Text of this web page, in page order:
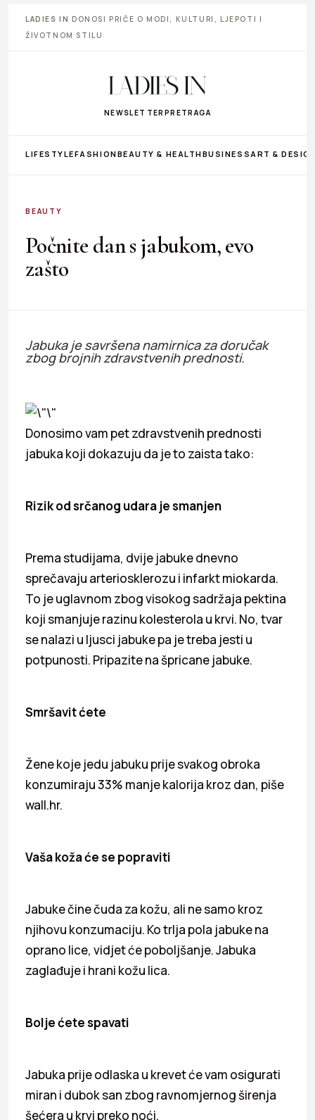
LADIES IN DONOSI PRIČE O MODI, KULTURI, LJEPOTI I
ŽIVOTNOM STILU
NEWSLETTER PRETRAGA
LIFESTYLEFASHIONBEAUTY & HEALTHBUSINESS ART &
BEAUTY
Počnite dan s jabukom, evo
zašto
Jabuka je savršena namirnica za doručak
zbog brojnih zdravstvenih prednosti.
Donosimo vam pet zdravstvenih prednosti
jabuka koji dokazuju da je to zaista tako:
Rizik od srčanog udara je smanjen
Prema studijama, dvije jabuke dnevno
sprečavaju arteriosklerozu i infarkt miokarda.
To je uglavnom zbog visokog sadržaja pektina
koji smanjuje razinu kolesterola u krvi. No, tvar
se nalazi u ljusci jabuke pa je treba jesti u
potpunosti. Pripazite na špricane jabuke.
Smršavit ćete
Žene koje jedu jabuku prije svakog obroka
konzumiraju 33% manje kalorija kroz dan, piše
wall.hr.
Vaša koža će se popraviti
Jabuke čine čuda za kožu, ali ne samo kroz
njihovu konzumaciju. Ko trlja pola jabuke na
oprano lice, vidjet će poboljšanje. Jabuka
zaglađuje i hrani kožu lica.
Bolje ćete spavati
Jabuka prije odlaska u krevet će vam osigurati
miran i dubok san zbog ravnomjernog širenja
šećera u krvi preko noći.